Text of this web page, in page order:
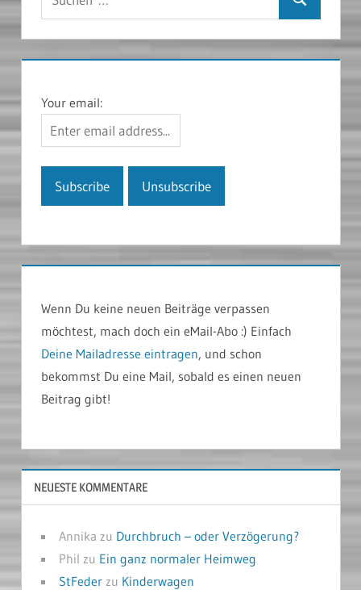
Suchen
Your email:
Wenn Du keine neuen Beiträge verpassen
möchtest, mach doch ein eMail-Abo :) Einfach
Deine Mailadresse eintragen, und schon
bekommst Du eine Mail, sobald es einen neuen
Beitrag gibt!
NEUESTE KOMMENTARE
Annika zu Durchbruch – oder Verzögerung?
Phil zu Ein ganz normaler Heimweg
StFederzu Kinderwagen